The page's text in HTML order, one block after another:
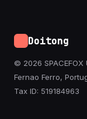
Doitong
© 2026 SPACEFOX
Fernao Ferro,
Tax ID: 519184963